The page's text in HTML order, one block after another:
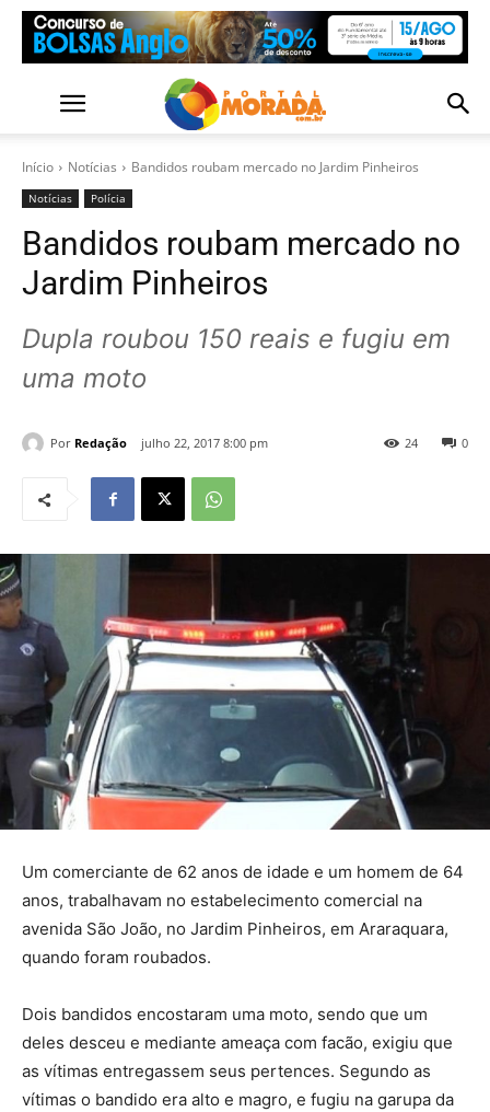
Início Notícias Bandidos roubam mercado no Jardim Pinheiros
Notícias Polícia
Bandidos roubam mercado no
Jardim Pinheiros
Dupla roubou 150 reais e fugiu em
uma moto
Por Redação julho 22, 2017 8:00 pm 0
24
Um comerciante de 62 anos de idade e um homem de 64
anos, trabalhavam no estabelecimento comercial na
avenida São João, no Jardim Pinheiros, em Araraquara,
quando foram roubados.
Dois bandidos encostaram uma moto, sendo que um
deles desceu e mediante ameaça com facão, exigiu que
as vítimas entregassem seus pertences. Segundo as
vítimas o bandido era alto e magro, e fugiu na garupa da